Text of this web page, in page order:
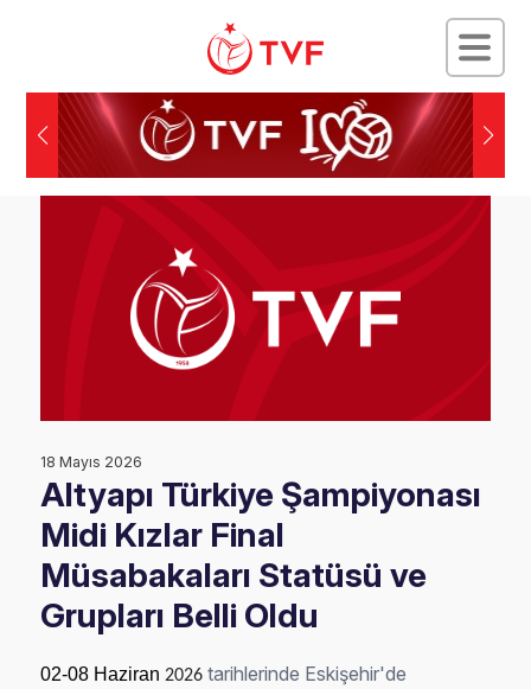
18 Mayıs 2026
Altyapı Türkiye Şampiyonası
Midi Kızlar Final
Müsabakaları Statüsü ve
Grupları Belli Oldu
02-08 Haziran 2026 tarihlerinde Eskişehir'de